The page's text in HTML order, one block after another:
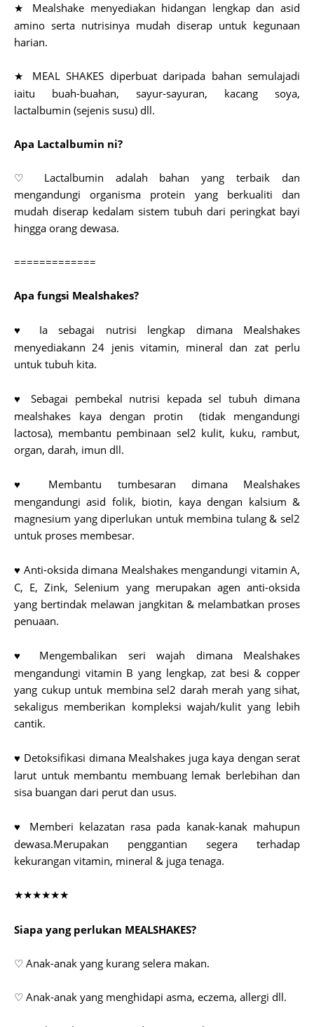
★
Mealshake menyediakan hidangan lengkap dan asid
amino serta nutrisinya mudah diserap untuk kegunaan
harian.
★
MEAL SHAKES diperbuat daripada bahan semulajadi
iaitu buah-buahan, sayur-sayuran, kacang soya,
lactalbumin (sejenis susu) dll.
Apa Lactalbumin ni?
♡ Lactalbumin adalah bahan yang terbaik dan
mengandungi organisma protein yang berkualiti dan
mudah diserap kedalam sistem tubuh dari peringkat bayi
hingga orang dewasa.
=============
Apa fungsi Mealshakes?
♥
Ia sebagai nutrisi lengkap dimana Mealshakes
menyediakann 24 jenis vitamin, mineral dan zat perlu
untuk tubuh kita.
♥
Sebagai pembekal nutrisi kepada sel tubuh dimana
mealshakes kaya dengan protin (tidak mengandungi
lactosa), membantu pembinaan sel2 kulit, kuku, rambut,
organ, darah, imun dll.
♥
Membantu tumbesaran dimana Mealshakes
mengandungi asid folik, biotin, kaya dengan kalsium &
magnesium yang diperlukan untuk membina tulang & sel2
untuk proses membesar.
♥ Anti-oksida dimana Mealshakes mengandungi vitamin A,
C, E, Zink, Selenium yang merupakan agen anti-oksida
yang bertindak melawan jangkitan & melambatkan proses
penuaan.
♥
Mengembalikan seri wajah dimana Mealshakes
mengandungi vitamin B yang lengkap, zat besi & copper
yang cukup untuk membina sel2 darah merah yang sihat,
sekaligus memberikan kompleksi wajah/kulit yang lebih
cantik.
♥ Detoksifikasi dimana Mealshakes juga kaya dengan serat
larut untuk membantu membuang lemak berlebihan dan
sisa buangan dari perut dan usus.
♥
Memberi kelazatan rasa pada kanak-kanak mahupun
dewasa.Merupakan penggantian segera terhadap
kekurangan vitamin, mineral & juga tenaga.
★★★★★★
Siapa yang perlukan MEALSHAKES?
♡ Anak-anak yang kurang selera makan.
♡ Anak-anak yang menghidapi asma, eczema, allergi dll.